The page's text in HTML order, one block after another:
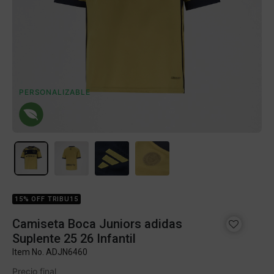
PERSONALIZABLE
15% OFF TRIBU15
Camiseta Boca Juniors adidas
Suplente 25 26 Infantil
Item No. ADJN6460
Precio final